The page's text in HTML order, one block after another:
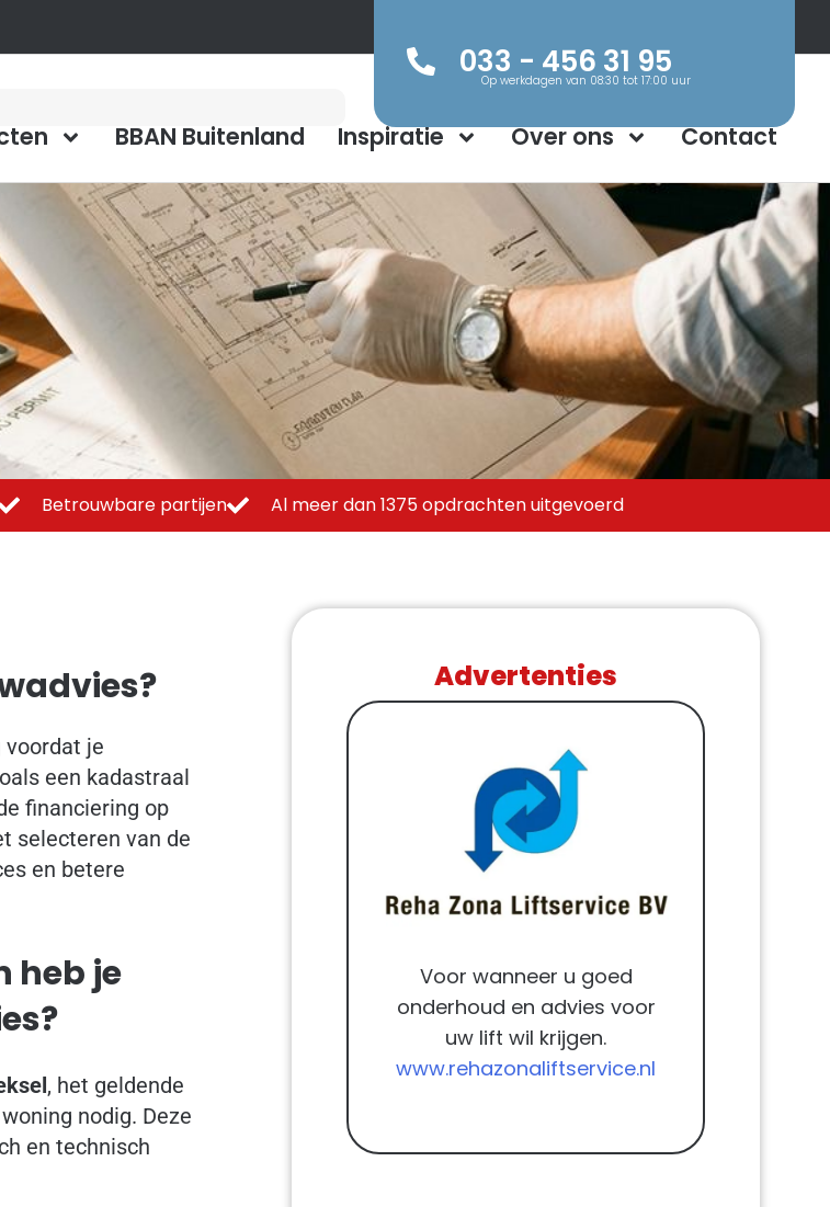
033 - 456 31 95
Op werkdagen van 08:30 tot 17:00 uur
BBAN Buitenland Inspiratie Over ons Contact
Betrouwbare partijen Al meer dan 1375 opdrachten uitgevoerd
voordat je
een kadastraal
financiering op
selecteren van de
en betere
heb je
, het geldende
nodig. Deze
en technisch
Advertenties
Voor wanneer u goed
onderhoud en advies voor
uw lift wil krijgen.
www.rehazonaliftservice.nl